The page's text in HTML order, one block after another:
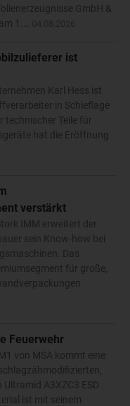
GmbH &
1.…
ist
Karl Hess ist
in Schieflage
technischer Teile für
hat die Eröffnung
verstärkt
IMM erweitert der
sein Know-how bei
Das
für große,
Feuerwehr
von MSA kommt eine
A3XZC3 ESD
ist mit seinem